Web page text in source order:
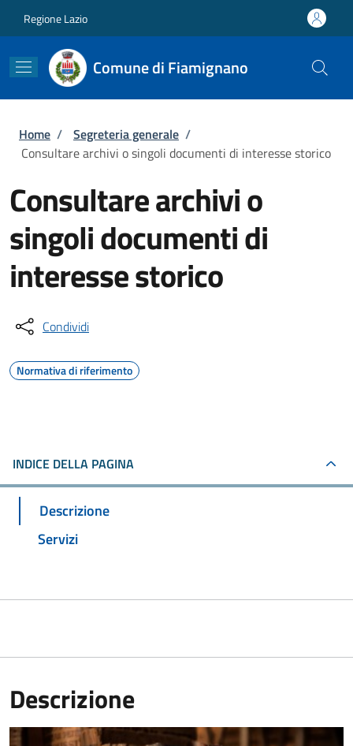
Regione Lazio
Comune di Fiamignano
Briciole di pane
Home / Segreteria generale /
Consultare archivi o singoli documenti di interesse storico
Consultare archivi o
singoli documenti di
interesse storico
Condividi
Normativa di riferimento
INDICE DELLA PAGINA
Descrizione
Servizi
Descrizione